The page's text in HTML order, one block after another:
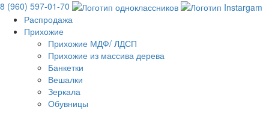
8 (960) 597-01-70
Распродажа
Прихожие
Прихожие МДФ/ ЛДСП
Прихожие из массива дерева
Банкетки
Вешалки
Зеркала
Обувницы